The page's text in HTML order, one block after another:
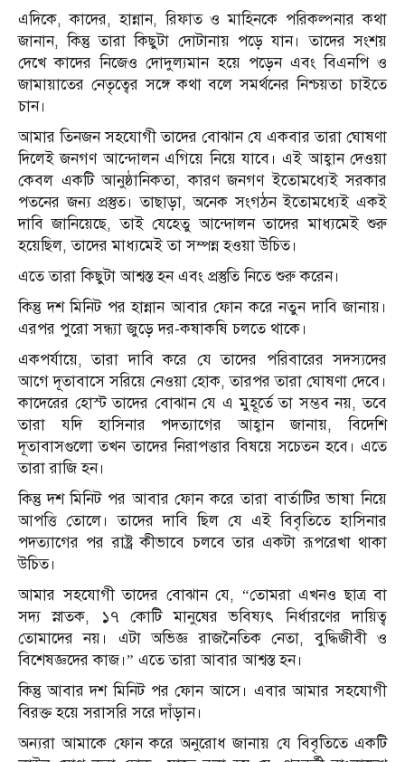
এদিকে, কাদের, হান্নান, রিফাত ও মাহিনকে পরিকল্পনার কথা
জানান, কিন্তু তারা কিছুটা দোটানায় পড়ে যান। তাদের সংশয়
দেখে কাদের নিজেও দোদুল্যমান হয়ে পড়েন এবং বিএনপি ও
জামায়াতের নেতৃত্বের সঙ্গে কথা বলে সমর্থনের নিশ্চয়তা চাইতে
চান।
আমার তিনজন সহযোগী তাদের বোঝান যে একবার তারা ঘোষণা
দিলেই জনগণ আন্দোলন এগিয়ে নিয়ে যাবে। এই আহ্বান দেওয়া
কেবল একটি আনুষ্ঠানিকতা, কারণ জনগণ ইতোমধ্যেই সরকার
পতনের জন্য প্রস্তুত। তাছাড়া, অনেক সংগঠন ইতোমধ্যেই একই
দাবি জানিয়েছে, তাই যেহেতু আন্দোলন তাদের মাধ্যমেই শুরু
হয়েছিল, তাদের মাধ্যমেই তা সম্পন্ন হওয়া উচিত।
এতে তারা কিছুটা আশ্বস্ত হন এবং প্রস্তুতি নিতে শুরু করেন।
কিন্তু দশ মিনিট পর হান্নান আবার ফোন করে নতুন দাবি জানায়।
এরপর পুরো সন্ধ্যা জুড়ে দর-কষাকষি চলতে থাকে।
একপর্যায়ে, তারা দাবি করে যে তাদের পরিবারের সদস্যদের
আগে দূতাবাসে সরিয়ে নেওয়া হোক, তারপর তারা ঘোষণা দেবে।
কাদেরের হোস্ট তাদের বোঝান যে এ মুহূর্তে তা সম্ভব নয়, তবে
তারা যদি হাসিনার পদত্যাগের আহ্বান জানায়, বিদেশি
দূতাবাসগুলো তখন তাদের নিরাপত্তার বিষয়ে সচেতন হবে। এতে
তারা রাজি হন।
কিন্তু দশ মিনিট পর আবার ফোন করে তারা বার্তাটির ভাষা নিয়ে
আপত্তি তোলে। তাদের দাবি ছিল যে এই বিবৃতিতে হাসিনার
পদত্যাগের পর রাষ্ট্র কীভাবে চলবে তার একটা রূপরেখা থাকা
উচিত।
আমার সহযোগী তাদের বোঝান যে, “তোমরা এখনও ছাত্র বা
সদ্য স্নাতক, ১৭ কোটি মানুষের ভবিষ্যৎ নির্ধারণের দায়িত্ব
তোমাদের নয়। এটা অভিজ্ঞ রাজনৈতিক নেতা, বুদ্ধিজীবী ও
বিশেষজ্ঞদের কাজ।” এতে তারা আবার আশ্বস্ত হন।
কিন্তু আবার দশ মিনিট পর ফোন আসে। এবার আমার সহযোগী
বিরক্ত হয়ে সরাসরি সরে দাঁড়ান।
অন্যরা আমাকে ফোন করে অনুরোধ জানায় যে বিবৃতিতে একটি